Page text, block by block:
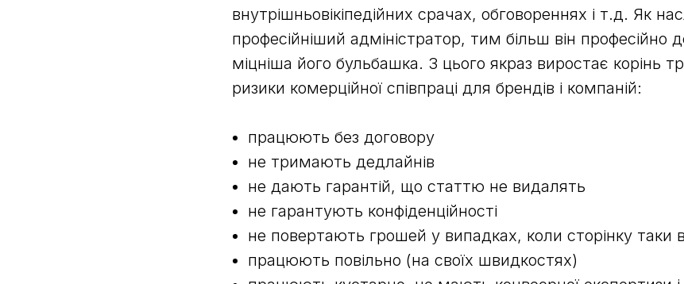
внутрішньовікіпедійних срачах, обговореннях і т.д. Як
професійніший адміністратор, тим більш він професійно
міцніша його бульбашка. З цього якраз виростає корінь
ризики комерційної співпраці для брендів і компаній:
працюють без договору
не тримають дедлайнів
не дають гарантій, що статтю не видалять
не гарантують конфіденційності
не повертають грошей у випадках, коли сторінку таки
працюють повільно (на своїх швидкостях)